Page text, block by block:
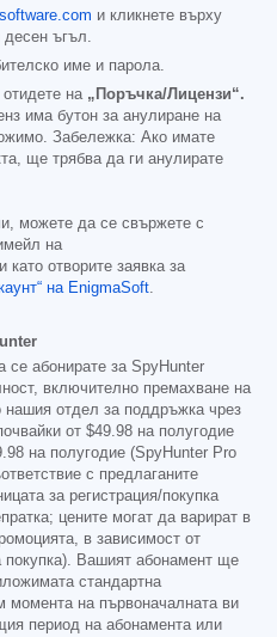
и кликнете върху
десен ъгъл.
име и парола.
на „Поръчка/Лицензи“.
има бутон за анулиране на
Забележка: Ако имате
ще трябва да ги анулирате
можете да се свържете с
на
като отворите заявка за
на EnigmaSoft.
абонирате за SpyHunter
включително премахване на
отдел за поддръжка чрез
от $49.98 на полугодие
на полугодие (SpyHunter Pro
с предлаганите
за регистрация/покупка
цените могат да варират в
в зависимост от
покупка). Вашият абонамент ще
стандартна
момента на първоначалната ви
период на абонамента или